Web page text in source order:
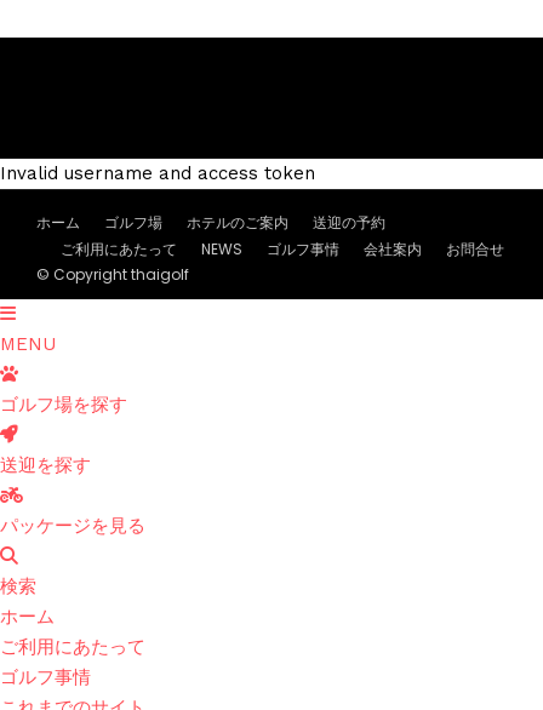
Invalid username and access token
ホーム ゴルフ場 ホテルのご案内
送迎の予約
ご利用にあたって
NEWS ゴルフ事情 会社案内
お問合せ
© Copyright thaigolf
MENU
ゴルフ場を探す
送迎を探す
パッケージを見る
検索
ホーム
ご利用にあたって
ゴルフ事情